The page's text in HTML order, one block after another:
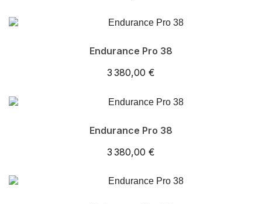
Endurance Pro 38
3 380,00 €
Endurance Pro 38
3 380,00 €